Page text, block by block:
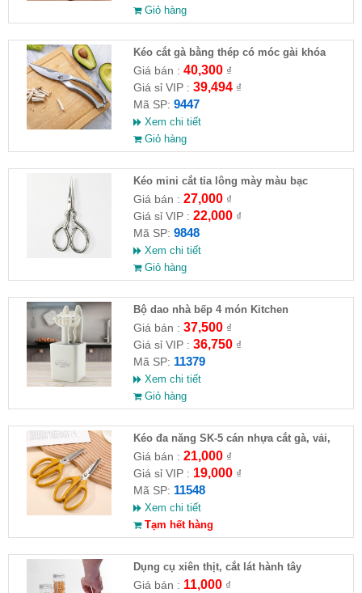
Giỏ hàng
Kéo cắt gà bằng thép có móc gài khóa
24x4.5cm
Giá bán : 40,300₫
Giá sỉ VIP : 39,494₫
Mã SP: 9447
Xem chi tiết
Giỏ hàng
Kéo mini cắt tỉa lông mày màu bạc
9.5x4.8cm
Giá bán : 27,000₫
Giá sỉ VIP : 22,000₫
Mã SP: 9848
Xem chi tiết
Giỏ hàng
Bộ dao nhà bếp 4 món Kitchen
Giá bán : 37,500₫
Giá sỉ VIP : 36,750₫
Mã SP: 11379
Xem chi tiết
Giỏ hàng
Kéo đa năng SK-5 cán nhựa cắt gà, vải,
giấy
Giá bán : 21,000₫
Giá sỉ VIP : 19,000₫
Mã SP: 11548
Xem chi tiết
Tạm hết hàng
Dụng cụ xiên thịt, cắt lát hành tây
Giá bán : 11,000₫